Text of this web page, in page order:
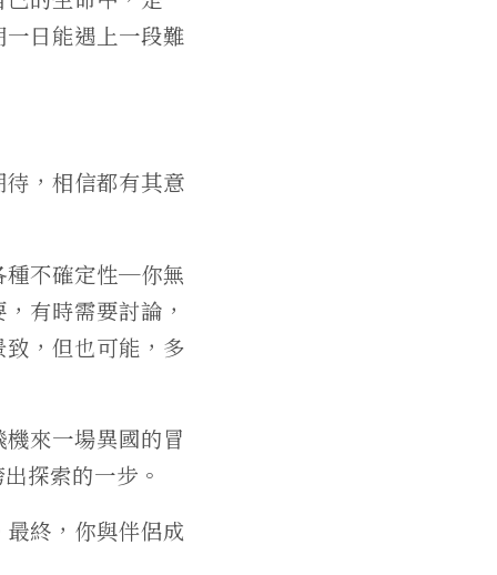
日能遇上一段難
，相信都有其意
種不確定性─你無
有時需要討論，
，但也可能，多
來一場異國的冒
探索的一步。
終，你與伴侶成